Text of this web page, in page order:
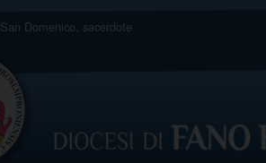
San Domenico, sacerdote